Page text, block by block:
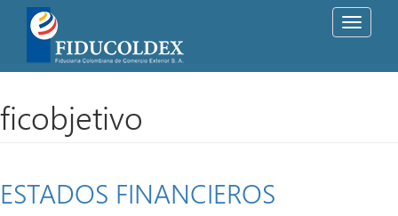
Pasar
principal
Toggle
ficobjetivo
ESTADOS FINANCIEROS